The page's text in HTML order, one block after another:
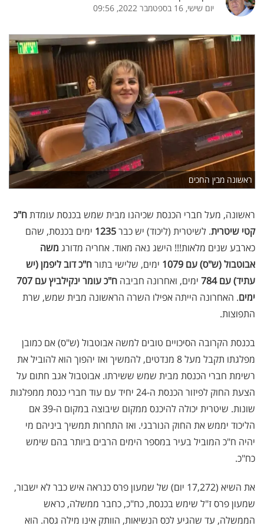
יום שישי, 16 בספטמבר 2022, 09:56
ראשונה מבין החכים
ראשונה, מעל חברי הכנסת שכיהנו מבית שמש בכנסת עומדתח"כ
קטי שיטרית. לשיטרית (ליכוד) יש כבר1235 ימים בכנסת, שהם
כארבע שנים מלאות!!! הישג נאה מאוד. אחריה מדורג משה
אבוטבול (ש"ס) עם 1079
ימים, שלישי בתורח"כ דוב ליפמן (יש
עתיד) עם 784
ימים, ואחרונה חביבה
ח"כ עומר ינקילביץ עם 707
ימים. האחרונה הייתה אפילו השרה הראשונה מבית שמש, שרת
התפוצות.
בכנסת הקרובה הסיכויים טובים למשה אבוטבול (ש"ס) אם כמובן
מפלגתו תקבל מעל 8 מנדטים, להמשיך ואז יהפוך הוא להוביל את
רשימת חברי הכנסת מבית שמש ששירתו. אבוטבול אגב חתום על
הצעת החוק לפיזור הכנסת ה-24 יחיד עם עוד חברי כנסת ממפלגות
שונות. שיטרית יכולה להיכנס ממקום שיבוצה במקום ה-39 אם
הליכוד יממש את החוק הנורבגי. ואז התחרות תמשיך ביניהם מי
יהיה ח"כ המוביל בעיר במספר הימים הרבים ביותר בהם שימש
כח"כ.
את השיא (17,272 יום) של שמעון פרס כנראה איש כבר לא ישבור,
שמעון פרס ז"ל שימש בכנסת, כח"כ, כחבר ממשלה, כראש
הממשלה, עד שהגיע לכס הנשיאות, הוותק אינו מילה גסה. הוא